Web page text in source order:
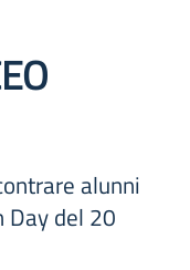
alunni
Day del 20